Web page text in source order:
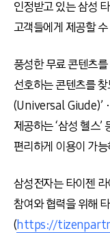
인정받고 있는 삼성
고객들에게 제공할
풍성한 무료 콘텐츠를
선호하는 콘텐츠를
(Universal Giude)’
제공하는 ‘삼성 헬스’
편리하게 이용이 가
삼성전자는 타이젠
참여와 협력을 위해
(https://